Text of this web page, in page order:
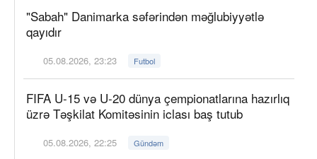
"Sabah" Danimarka səfərindən məğlubiyyətlə
qayıdır
05.08.2026, 23:23 Futbol
FIFA U-15 və U-20 dünya çempionatlarına hazırlıq
üzrə Təşkilat Komitəsinin iclası baş tutub
05.08.2026, 22:25 Gündəm